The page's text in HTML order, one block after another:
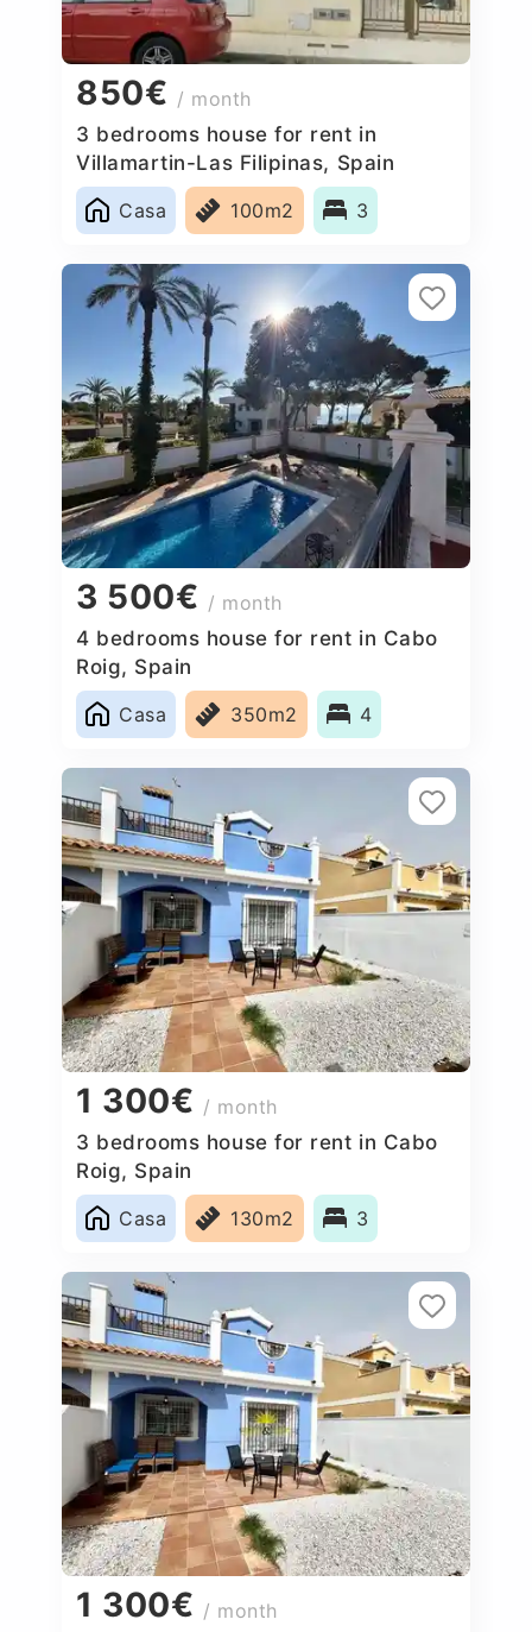
850€ / month
3 bedrooms house for rent in
Villamartin-Las Filipinas, Spain
Casa
100m2 3
3 500€ / month
4 bedrooms house for rent in Cabo
Roig, Spain
Casa
350m2 4
1 300€ / month
3 bedrooms house for rent in Cabo
Roig, Spain
Casa
130m2 3
1 300€ / month